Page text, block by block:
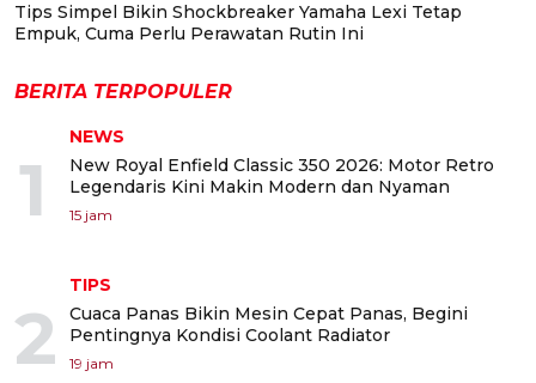
Tips Simpel Bikin Shockbreaker Yamaha Lexi Tetap
Empuk, Cuma Perlu Perawatan Rutin Ini
BERITA TERPOPULER
1
NEWS
New Royal Enfield Classic 350 2026: Motor Retro
Legendaris Kini Makin Modern dan Nyaman
15 jam
2
TIPS
Cuaca Panas Bikin Mesin Cepat Panas, Begini
Pentingnya Kondisi Coolant Radiator
19 jam